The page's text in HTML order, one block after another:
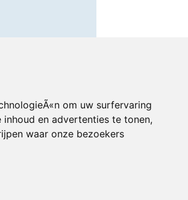
om uw surfervaring
en advertenties te tonen,
waar onze bezoekers